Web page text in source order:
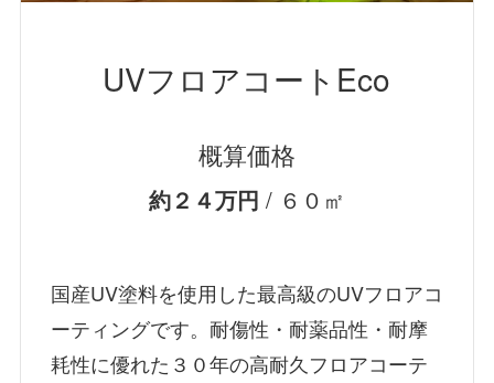
UVフロアコートEco
概算価格
約２４万円 / ６０㎡
国産UV塗料を使用した最高級のUVフロアコ
ーティングです。耐傷性・耐薬品性・耐摩
耗性に優れた３０年の高耐久フロアコーテ